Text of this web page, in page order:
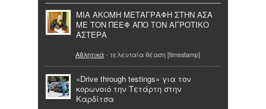
ΜΙΑ ΑΚΟΜΗ ΜΕΤΑΓΡΑΦΗ ΣΤΗΝ ΑΣΑ
ΜΕ ΤΟΝ ΠΕΕΦ ΑΠΟ ΤΟΝ ΑΓΡΟΤΙΚΟ
ΑΣΤΕΡΑ
Αθλητικά- τελευταία θέαση [timestamp]
«Drive through testings» για τον
κορωνοιό την Τετάρτη στην
Καρδίτσα